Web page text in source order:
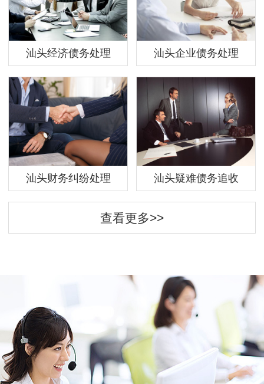
汕头经济债务处理 汕头企业债务处理
汕头财务纠纷处理 汕头疑难债务追收
查看更多>>